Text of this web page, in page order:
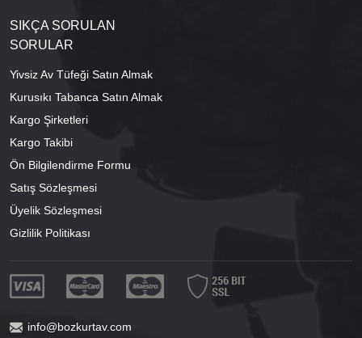
SIKÇA SORULAN
SORULAR
Yivsiz Av Tüfeği Satın Almak
Kurusıkı Tabanca Satın Almak
Kargo Şirketleri
Kargo Takibi
Ön Bilgilendirme Formu
Satış Sözleşmesi
Üyelik Sözleşmesi
Gizlilik Politikası
info@bozkurtav.com